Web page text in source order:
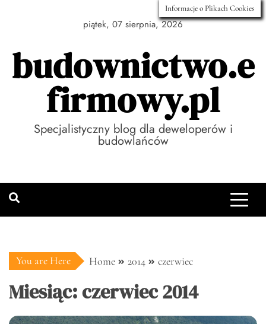
piątek, 07 sierpnia, 2026
budownictwo.e
firmowy.pl
Specjalistyczny blog dla deweloperów i
budowlańców
You are Here Home 2014 czerwiec
Miesiąc:czerwiec 2014
Informacje o Plikach Cookies